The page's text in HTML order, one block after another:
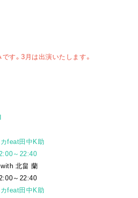
す。3月は出演いたします。
feat田中K助
～22:40
北畠 蘭
～22:40
feat田中K助